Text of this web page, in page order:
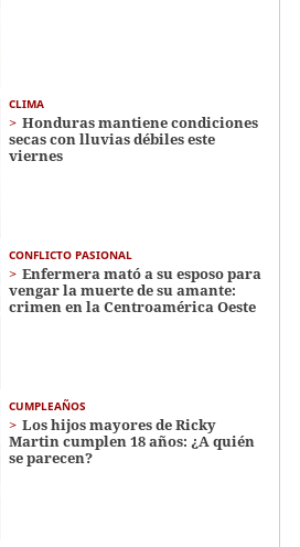
CLIMA
Honduras mantiene condiciones
secas con lluvias débiles este
viernes
CONFLICTO PASIONAL
Enfermera mató a su esposo para
vengar la muerte de su amante:
crimen en la Centroamérica Oeste
CUMPLEAÑOS
Los hijos mayores de Ricky
Martin cumplen 18 años: ¿A quién
se parecen?